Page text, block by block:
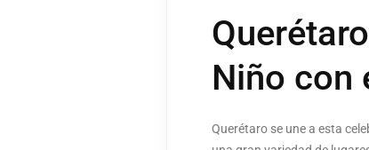
Niño con
Querétaro se une a esta